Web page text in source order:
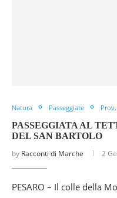
Natura Passeggiate
PASSEGGIATA AL
DEL SAN BARTOLO
by Racconti di Marche 2
PESARO – Il colle della